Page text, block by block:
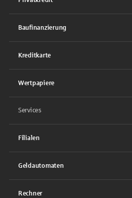
Baufinanzierung
Kreditkarte
Wertpapiere
Services
Filialen
Geldautomaten
Rechner